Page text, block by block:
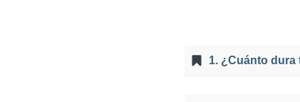
1. ¿Cuánto dura